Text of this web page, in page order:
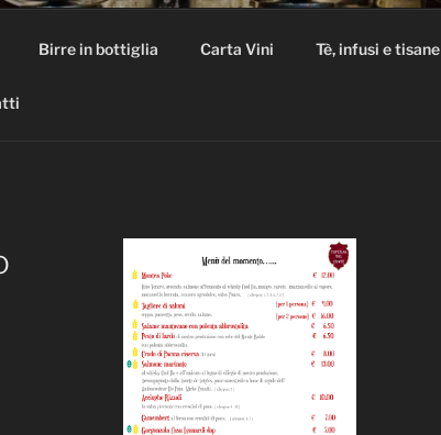
Birre in bottiglia Carta Vini Tè, infusi e tisane